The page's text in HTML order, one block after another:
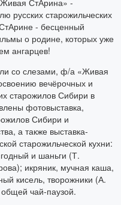
СтАрина» -
русских старожильческих
- бесценный
о родине, которых уже
ангарцев!
со слезами, ф/а «Живая
вечёрочных и
старожилов Сибири в
фотовыставка,
Сибири и
а также выставка-
старожильческой кухни:
и шаньги (Т.
икряник, мучная каша,
кисель, творожники (А.
чай-паузой.